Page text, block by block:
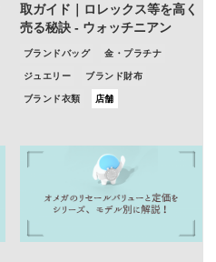
取ガイド｜ロレックス等を高く
売る秘訣 - ウォッチニアン
ブランドバッグ 金・プラチナ
ジュエリー ブランド財布
ブランド衣類 店舗